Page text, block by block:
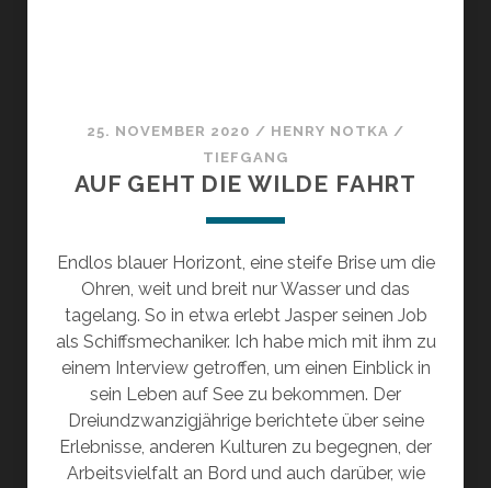
25. NOVEMBER 2020 / HENRY NOTKA /
TIEFGANG
AUF GEHT DIE WILDE FAHRT
Endlos blauer Horizont, eine steife Brise um die
Ohren, weit und breit nur Wasser und das
tagelang. So in etwa erlebt Jasper seinen Job
als Schiffsmechaniker. Ich habe mich mit ihm zu
einem Interview getroffen, um einen Einblick in
sein Leben auf See zu bekommen. Der
Dreiundzwanzigjährige berichtete über seine
Erlebnisse, anderen Kulturen zu begegnen, der
Arbeitsvielfalt an Bord und auch darüber, wie